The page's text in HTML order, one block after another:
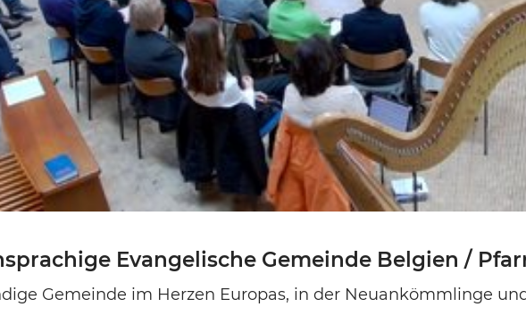
Evangelische Gemeinde Belgien /
Gemeinde im Herzen Europas, in der Neuankömmlinge